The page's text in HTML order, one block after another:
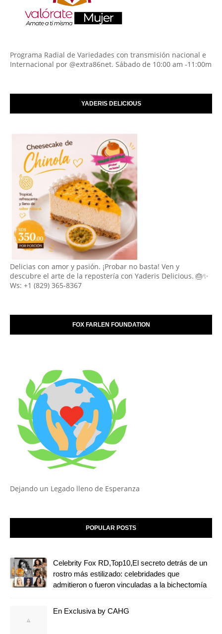
Programa Radial de Variedades con transmisión nacional e
Internacional por @extra86net. Sábado de 10:00 am -11:00m
YADERIS DELICIOUS
Delicias con amor y pasión. ¡Probar no basta! Ven y
descubre el arte de la repostería con Yaderis Delicious. 🎂✨
Ws: +1 (829) 365-8367
FOX FARLEN FOUNDATION
Dejando un Legado lleno de Esperanza
POPULAR POSTS
Celebrity Fox RD,Top10,El secreto detrás de un
rostro más estilizado: celebridades que
admitieron o fueron vinculadas a la bichectomía
En Exclusiva by CAHG